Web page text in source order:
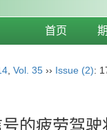
首页
Vol. 35 ›› Issue (2):
的疲劳驾